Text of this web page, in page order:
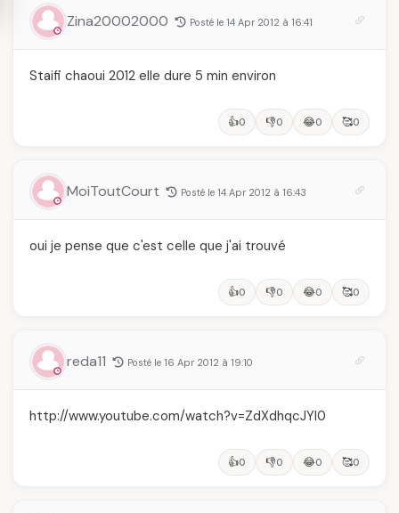
Zina20002000 Posté le 14 Apr 2012 à 16:41
Staifi chaoui 2012 elle dure 5 min environ
👍0 👎0 😂0 🥰0
MoiToutCourt Posté le 14 Apr 2012 à 16:43
oui je pense que c'est celle que j'ai trouvé
👍0 👎0 😂0 🥰0
reda11 Posté le 16 Apr 2012 à 19:10
http://www.youtube.com/watch?v=ZdXdhqcJYl0
👍0 👎0 😂0 🥰0